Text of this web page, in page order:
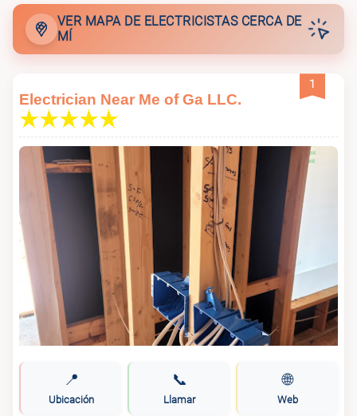
VER MAPA DE ELECTRICISTAS CERCA DE
MÍ
1
Electrician Near Me of Ga LLC.
📍
Ubicación
📞
Llamar
🌐
Web